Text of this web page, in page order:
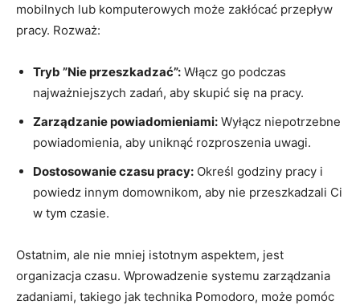
mobilnych lub komputerowych może⁤ zakłócać przepływ
pracy.‌ Rozważ:
Tryb ​”Nie przeszkadzać”: Włącz​ go podczas
najważniejszych⁣ zadań, aby skupić się na pracy.
Zarządzanie powiadomieniami: Wyłącz ​niepotrzebne
powiadomienia, aby uniknąć rozproszenia uwagi.
Dostosowanie czasu pracy: Określ godziny pracy​ i
powiedz ⁤innym ‍domownikom, aby nie przeszkadzali Ci
w tym czasie.
Ostatnim,‍ ale nie mniej istotnym aspektem, jest
organizacja czasu.⁢ Wprowadzenie systemu zarządzania
zadaniami, ⁢takiego jak technika Pomodoro, może⁣ pomóc